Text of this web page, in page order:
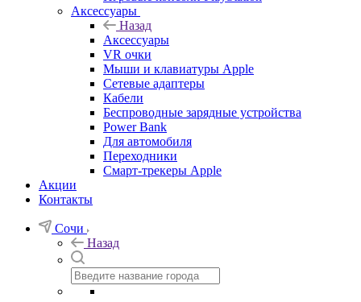
Аксессуары
Назад
Аксессуары
VR очки
Мыши и клавиатуры Apple
Сетевые адаптеры
Кабели
Беспроводные зарядные устройства
Power Bank
Для автомобиля
Переходники
Смарт-трекеры Apple
Акции
Контакты
Сочи
Назад